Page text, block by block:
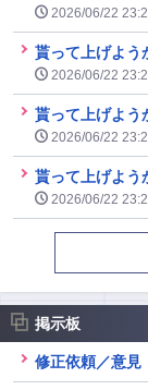
2026/06/22
貰って上げよう
2026/06/22
貰って上げよう
2026/06/22
貰って上げよう
2026/06/22
掲示板
修正依頼／意見